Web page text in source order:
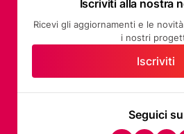
Seguici su
Iscriviti alla nostra
Ricevi gli aggiornamenti e le
i nostri
Iscriviti